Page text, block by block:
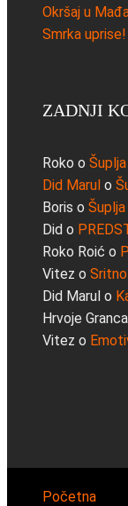
Okršaj u
Smrka uprise!
ZADNJI
Roko o
Did Marul o
Boris o
Did o
Roko Roić o
Vitez o
Did Marul o
Hrvoje
Vitez o
Početna